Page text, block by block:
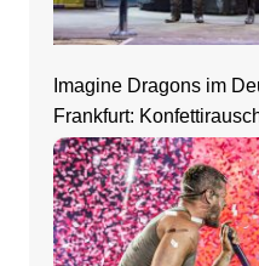
Imagine Dragons im
Frankfurt: